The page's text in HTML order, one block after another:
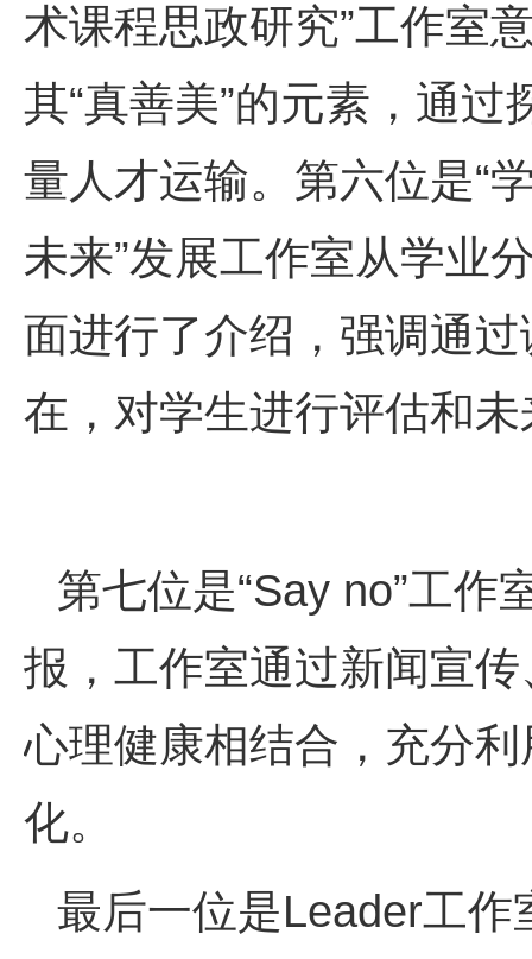
术课程思政研究”工作室
其“真善美”的元素，通
量人才运输。第六位是“
未来”发展工作室从学业
面进行了介绍，强调通
在，对学生进行评估和
第七位是“Say no”工作
报，工作室通过新闻宣
心理健康相结合，充分
化。
最后一位是Leader工作